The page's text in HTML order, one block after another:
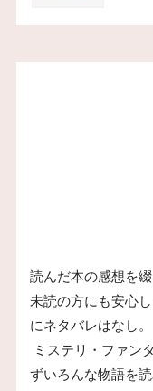
読んだ本の感想を
未読の方にも安心
にネタバレはなし。
ミステリ・ファン
ずいろんな物語を